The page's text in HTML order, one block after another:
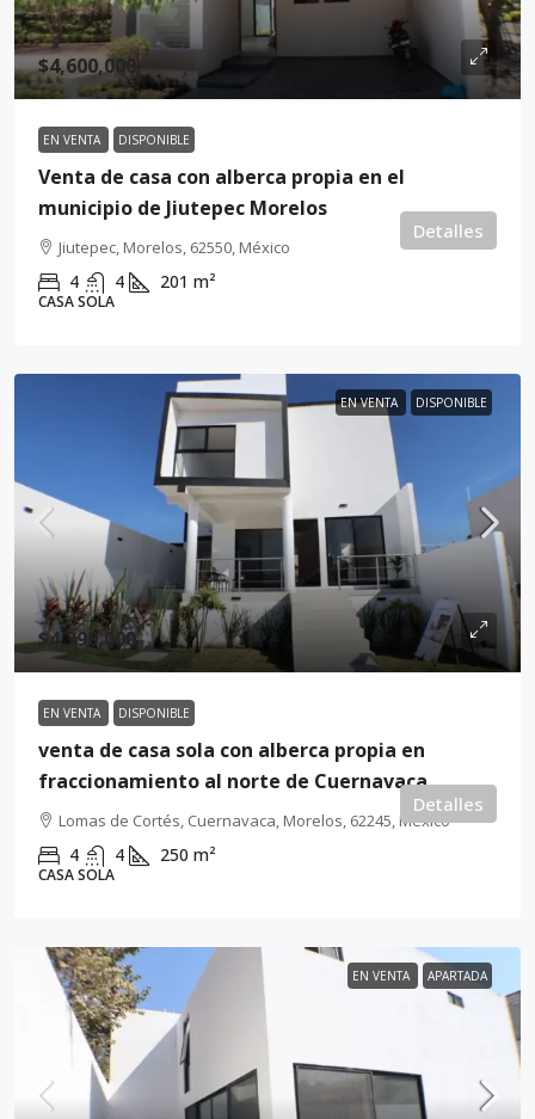
$4,600,000
EN VENTA DISPONIBLE
Venta de casa con alberca propia en el
municipio de Jiutepec Morelos
Jiutepec, Morelos, 62550, México
4 4 201 m²
CASA SOLA
Detalles
EN VENTA DISPONIBLE
$4,390,000
EN VENTA DISPONIBLE
venta de casa sola con alberca propia en
fraccionamiento al norte de Cuernavaca
Lomas de Cortés, Cuernavaca, Morelos, 62245, México
4 4 250 m²
CASA SOLA
Detalles
EN VENTA APARTADA